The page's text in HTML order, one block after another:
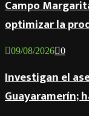
Campo
optimizar la
09/08/2026 0
Investigan el
Guayaramerín;